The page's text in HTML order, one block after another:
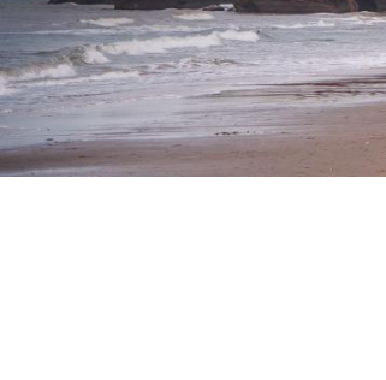
12
Précédent
Suivant